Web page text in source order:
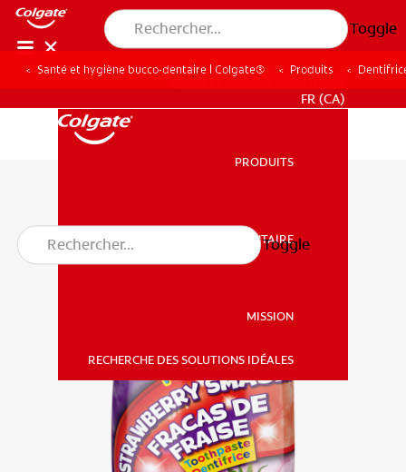
Toggle
SANTÉ BUCCO-DENTAIRE
RECHERCHE DES SOLUTIONS IDÉALES
FR (CA)
PRODUITS
SANTÉ BUCCO-DENTAIRE
MISSION
RECHERCHE DES SOLUTIONS IDÉALES
Toggle
Santé et hygiène bucco-dentaire | Colgate® Produits